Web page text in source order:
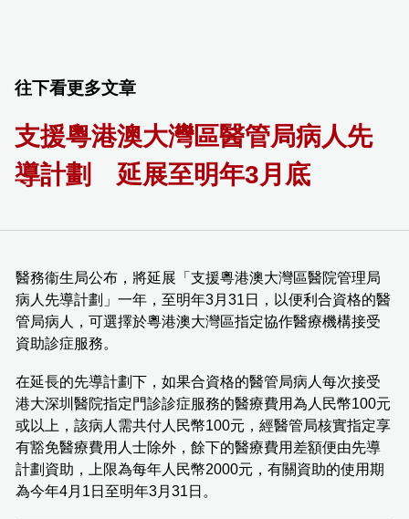
往下看更多文章
支援粵港澳大灣區醫管局病人先
導計劃 延展至明年3月底
醫務衞生局公布，將延展「支援粵港澳大灣區醫院管理局
病人先導計劃」一年，至明年3月31日，以便利合資格的醫
管局病人，可選擇於粵港澳大灣區指定協作醫療機構接受
資助診症服務。
在延長的先導計劃下，如果合資格的醫管局病人每次接受
港大深圳醫院指定門診診症服務的醫療費用為人民幣100元
或以上，該病人需共付人民幣100元，經醫管局核實指定享
有豁免醫療費用人士除外，餘下的醫療費用差額便由先導
計劃資助，上限為每年人民幣2000元，有關資助的使用期
為今年4月1日至明年3月31日。